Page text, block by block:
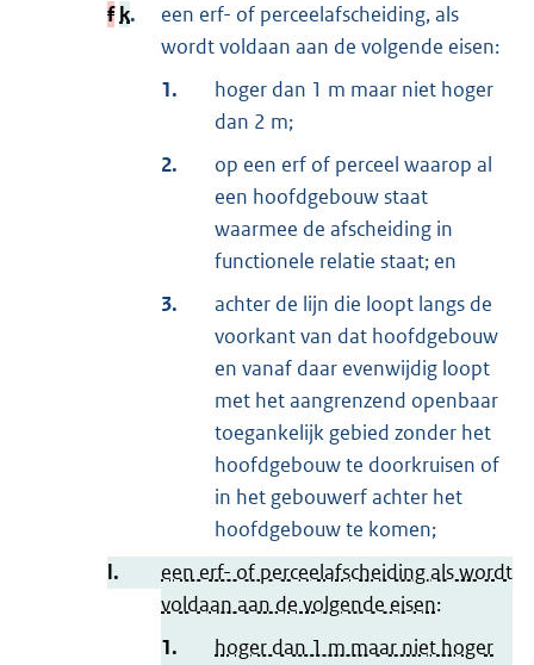
f k.
een erf- of perceelafscheiding, als
wordt voldaan aan de volgende eisen:
1.
hoger dan 1 m maar niet hoger
dan 2 m;
2.
op een erf of perceel waarop al
een hoofdgebouw staat
waarmee de afscheiding in
functionele relatie staat; en
3.
achter de lijn die loopt langs de
voorkant van dat hoofdgebouw
en vanaf daar evenwijdig loopt
met het aangrenzend openbaar
toegankelijk gebied zonder het
hoofdgebouw te doorkruisen of
in het gebouwerf achter het
hoofdgebouw te komen;
l.
een erf- of perceelafscheiding als wordt
voldaan aan de volgende eisen:
1.
hoger dan 1 m maar niet hoger